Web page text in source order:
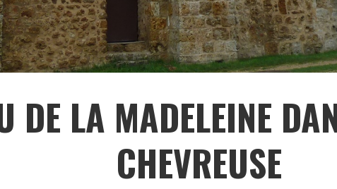
DE LA MADELEINE
CHEVREUSE